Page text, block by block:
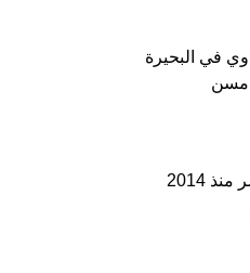
في البحيرة
مسن
تحولات مصر منذ 2014